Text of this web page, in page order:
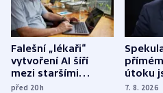
Falešní „lékaři“
vytvoření AI šíří
mezi staršími
Poláky nebezpečné
před 20h
útoku
míní
7. 8. 2026